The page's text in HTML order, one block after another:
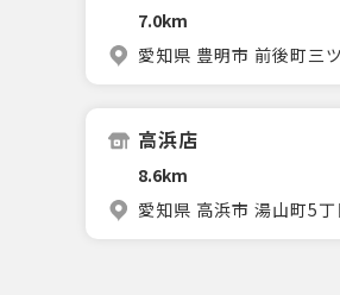
7.0km
愛知県 豊明市 前後町三
高浜店
8.6km
愛知県 高浜市 湯山町5